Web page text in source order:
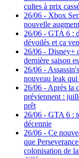
cultes à prix
26/06 - Xbox
nouvelle
26/06 - GTA 6 :
dévoilés et ça
26/06 - Disney+
dernière saison
26/06 -
nouveau leak
26/06 - Après la
préviennent :
prêt
26/06 - GTA 6 :
décennie
26/06 - Ce
que
colonisation de